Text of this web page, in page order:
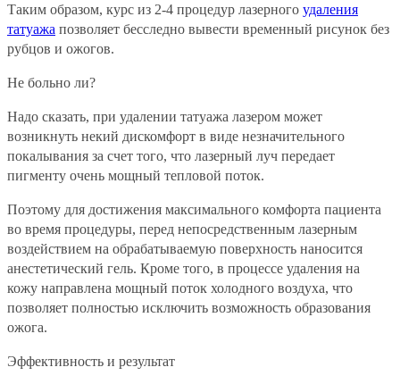
Таким образом, курс из 2-4 процедур лазерного удаления
татуажа позволяет бесследно вывести временный рисунок без
рубцов и ожогов.
Не больно ли?
Надо сказать, при удалении татуажа лазером может
возникнуть некий дискомфорт в виде незначительного
покалывания за счет того, что лазерный луч передает
пигменту очень мощный тепловой поток.
Поэтому для достижения максимального комфорта пациента
во время процедуры, перед непосредственным лазерным
воздействием на обрабатываемую поверхность наносится
анестетический гель. Кроме того, в процессе удаления на
кожу направлена мощный поток холодного воздуха, что
позволяет полностью исключить возможность образования
ожога.
Эффективность и результат